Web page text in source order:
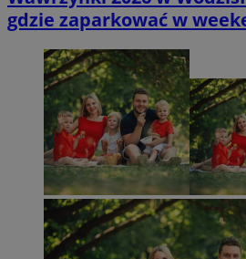
gdzie zaparkować w